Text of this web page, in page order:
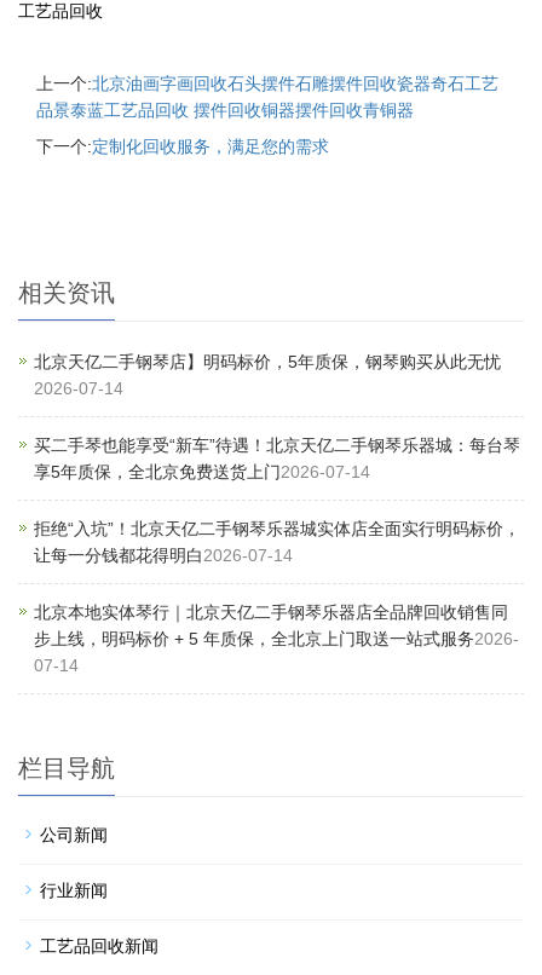
工艺品回收
上一个:北京油画字画回收石头摆件石雕摆件回收瓷器奇石工艺
品景泰蓝工艺品回收 摆件回收铜器摆件回收青铜器
下一个:定制化回收服务，满足您的需求
相关资讯
北京天亿二手钢琴店】明码标价，5年质保，钢琴购买从此无忧
2026-07-14
买二手琴也能享受“新车”待遇！北京天亿二手钢琴乐器城：每台琴
享5年质保，全北京免费送货上门2026-07-14
拒绝“入坑”！北京天亿二手钢琴乐器城实体店全面实行明码标价，
让每一分钱都花得明白2026-07-14
北京本地实体琴行｜北京天亿二手钢琴乐器店全品牌回收销售同
步上线，明码标价 + 5 年质保，全北京上门取送一站式服务2026-
07-14
栏目导航
公司新闻
行业新闻
工艺品回收新闻